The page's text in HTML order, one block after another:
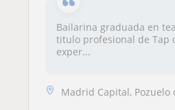
Bailarina graduada en
titulo profesional de Tap
exper...
Madrid Capital, Pozuelo de Alarcón, Rivas-